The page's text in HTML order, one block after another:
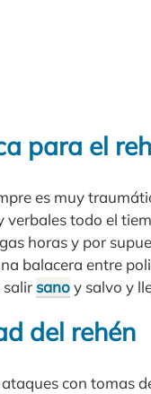
para el
es muy
todo el
horas y por
balacera entre
sanoy salvo y
del rehén
con tomas